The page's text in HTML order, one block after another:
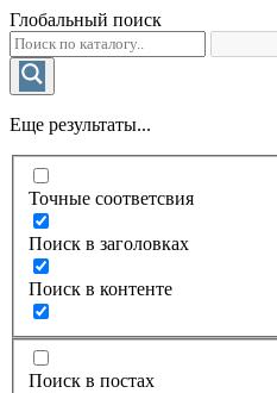
Глобальный поиск
Еще результаты...
Точные соответсвия
Поиск в заголовках
Поиск в контенте
Поиск в постах